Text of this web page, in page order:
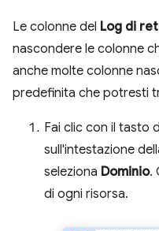
Le colonne del Log di
nascondere le colonne
anche molte colonne
predefinita che potresti
Fai clic con il tasto
sull'intestazione
seleziona Dominio.
di ogni risorsa.